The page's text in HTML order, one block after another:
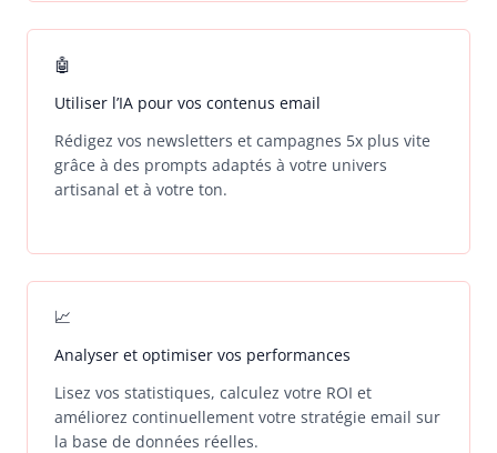
🤖
Utiliser l’IA pour vos contenus email
Rédigez vos newsletters et campagnes 5x plus vite
grâce à des prompts adaptés à votre univers
artisanal et à votre ton.
📈
Analyser et optimiser vos performances
Lisez vos statistiques, calculez votre ROI et
améliorez continuellement votre stratégie email sur
la base de données réelles.